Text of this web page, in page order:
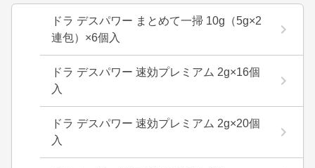
ドラ デスパワー まとめて一掃 10g（5g×2
連包）×6個入
ドラ デスパワー 速効プレミアム 2g×16個
入
ドラ デスパワー 速効プレミアム 2g×20個
入